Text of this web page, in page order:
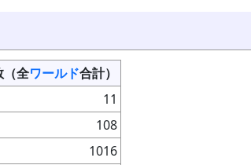
（全ワールド合計）
11
108
1016